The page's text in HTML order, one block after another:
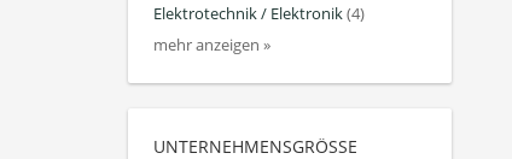
Elektrotechnik / Elektronik(4)
mehr anzeigen »
UNTERNEHMENSGRÖSSE